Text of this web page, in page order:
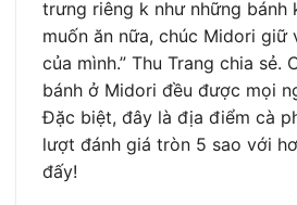
trưng riêng k như những bánh
muốn ăn nữa, chúc Midori giữ
của mình.” Thu Trang chia sẻ.
bánh ở Midori đều được mọi
Đặc biệt, đây là địa điểm cà
lượt đánh giá tròn 5 sao với
đấy!